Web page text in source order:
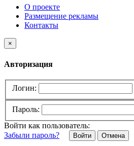
О проекте
Размещение рекламы
Контакты
×
Авторизация
Логин:
Пароль:
Войти как пользователь:
Забыли пароль?
Отмена